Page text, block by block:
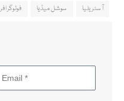
آسٹریلیا سوشل میڈیا فوٹوگرافر